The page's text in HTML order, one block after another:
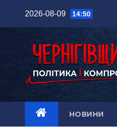
2026-08-09 14:50
НОВИНИ